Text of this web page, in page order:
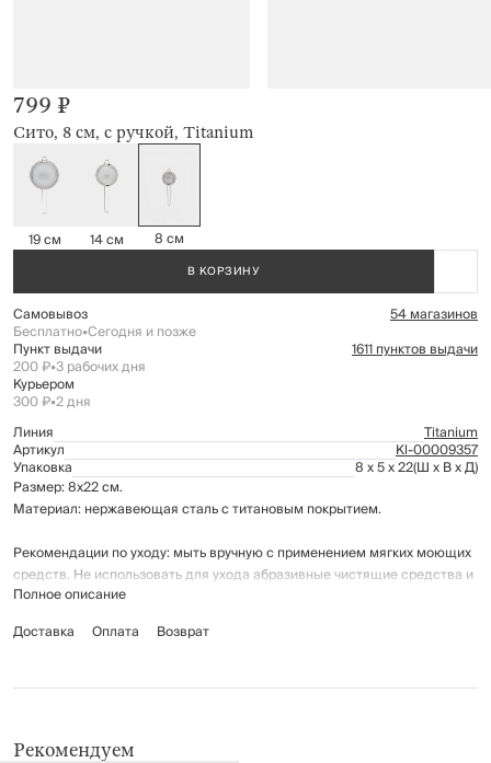
Сито, 8 см, с ручкой, Titanium
799 ₽
19 см 14 см 8 см
В КОРЗИНУ
Самовывоз 54 магазинов
Бесплатно•Сегодня и позже
Пункт выдачи 1611 пунктов выдачи
200 ₽•3 рабочих дня
Курьером
300 ₽•2 дня
Линия
Titanium
Артикул Kl-00009357
Упаковка 8 x 5 x 22(Ш x В x Д)
Размер: 8x22 см.
Материал: нержавеющая сталь с титановым покрытием.
Рекомендации по уходу: мыть вручную с применением мягких моющих
средств. Не использовать для ухода абразивные чистящие средства и
жесткие губки. Можно мыть в посудомоечной машине.
Полное описание
Доставка
Оплата Возврат
Рекомендуем